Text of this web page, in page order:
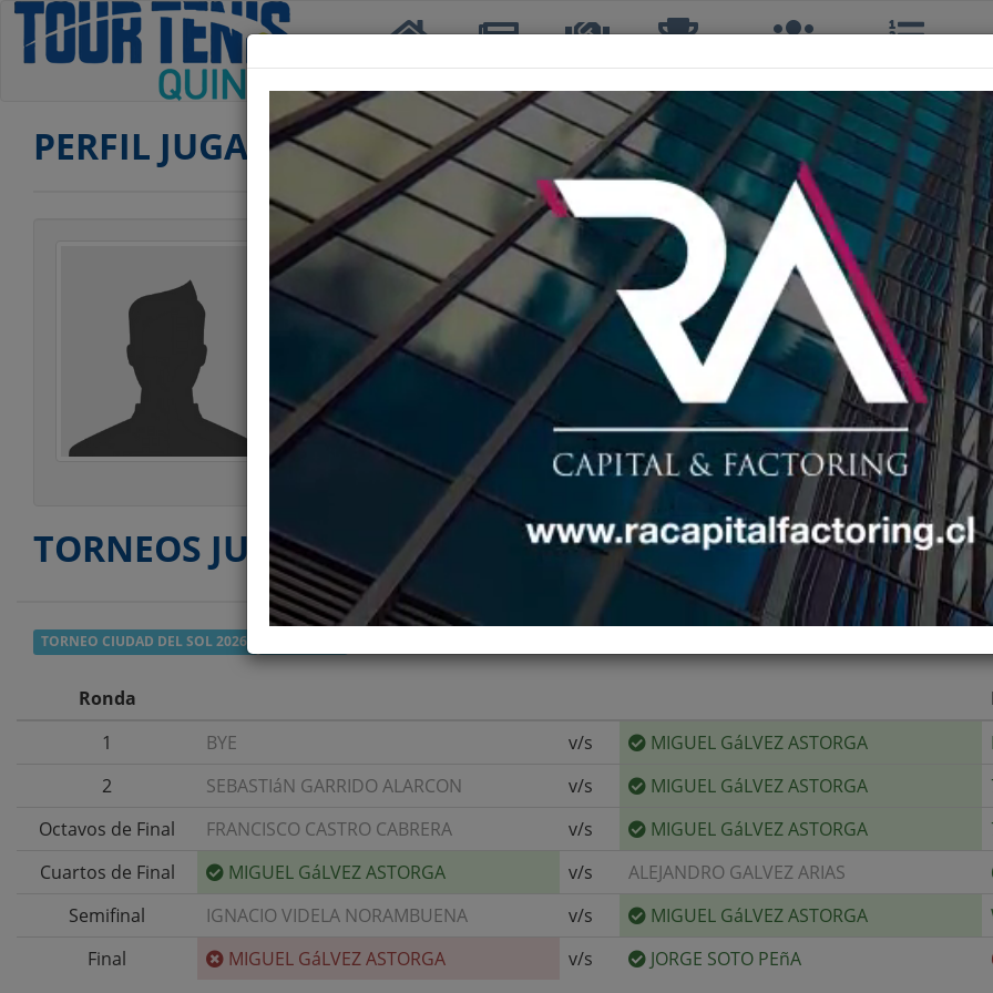
Inicio Noticias TTQ Torneos Interclubes Ranking
PERFIL JUGADOR
Jugador
MIGUEL GáLVEZ ASTORGA
Categoría
2º, 2ºS, 2º DOBLES
37 años
Club
CLUB ESTUDIANTES QUILPUÉ
Ranking PRIMERA
75º
Ranking SEGUNDA
14º
Ranking SENIOR SEGUNDA
113º
Estatura
Sin Info
Peso
Sin Info
Estilo Juego
Sin Info
TORNEOS JUGADOS
TORNEO CIUDAD DEL SOL 2026
Ronda
1
BYE v/s MIGUEL GáLVEZ ASTORGA
2 SEBASTIáN GARRIDO ALARCON v/s MIGUEL GáLVEZ ASTORGA
Octavos de Final FRANCISCO CASTRO CABRERA v/s MIGUEL GáLVEZ ASTORGA
Cuartos de Final MIGUEL GáLVEZ ASTORGA v/s ALEJANDRO GALVEZ ARIAS
Semifinal IGNACIO VIDELA NORAMBUENA v/s MIGUEL GáLVEZ ASTORGA
Final MIGUEL GáLVEZ ASTORGA v/s JORGE SOTO PEñA